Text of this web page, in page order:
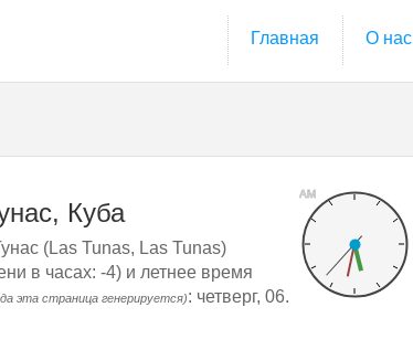
Главная О нас
AM
Куба
(Las Tunas, Las Tunas)
в часах: -4) и летнее время
эта страница генерируется): четверг, 06.